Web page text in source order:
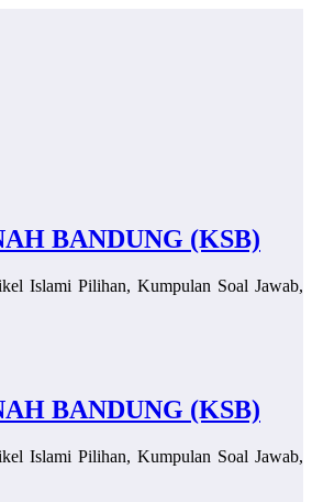
BANDUNG (KSB)
Islami Pilihan, Kumpulan Soal Jawab,
BANDUNG (KSB)
Islami Pilihan, Kumpulan Soal Jawab,